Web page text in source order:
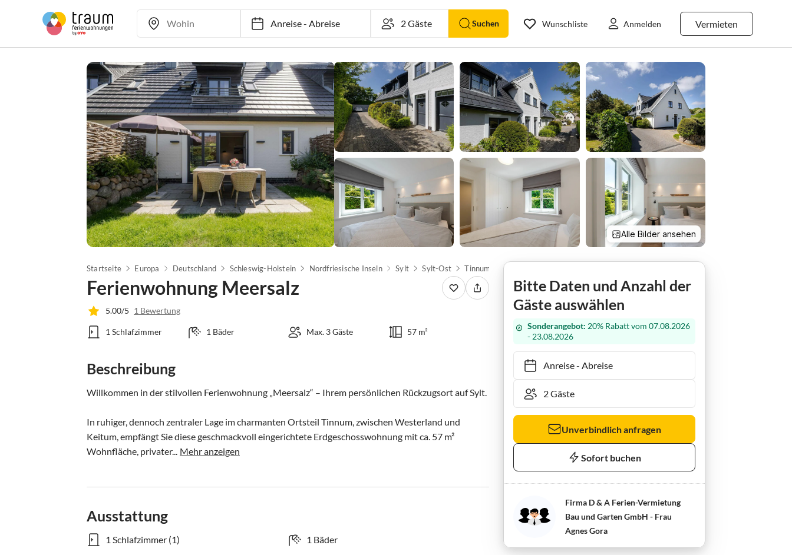
Anreise-Abreise Suchen Vermieten
Wunschliste Anmelden
Alle Bilder ansehen
Startseite Europa Deutschland Schleswig-Holstein Nordfriesische Inseln Sylt Sylt-Ost Tinnum Ferienwohnung Meersalz
Ferienwohnung Meersalz
5.00/5 1 Bewertung
1 Schlafzimmer 1 Bäder Max. 3 Gäste 57 m²
Beschreibung
Willkommen in der stilvollen Ferienwohnung „Meersalz“ – Ihrem persönlichen Rückzugsort auf Sylt.
In ruhiger, dennoch zentraler Lage im charmanten Ortsteil Tinnum, zwischen Westerland und
Keitum, empfängt Sie diese geschmackvoll eingerichtete Erdgeschosswohnung mit ca. 57 m²
Wohnfläche, privater... Mehr anzeigen
Ausstattung
1 Schlafzimmer (1) 1 Bäder
Bitte Daten und Anzahl der
Gäste auswählen
Sonderangebot: 20% Rabatt vom 07.08.2026
- 23.08.2026
Anreise- Abreise
Unverbindlich anfragen
Sofort buchen
Firma D & A Ferien-Vermietung
Bau und Garten GmbH - Frau
Agnes Gora